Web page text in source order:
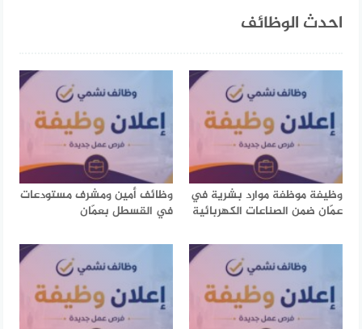
احدث الوظائف
وظيفة موظفة موارد بشرية في
عمّان ضمن الصناعات الكهربائية
وظائف أمين ومشرف مستودعات
في القسطل بعمّان